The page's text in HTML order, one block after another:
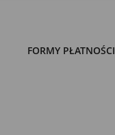
FORMY PŁATNOŚCI